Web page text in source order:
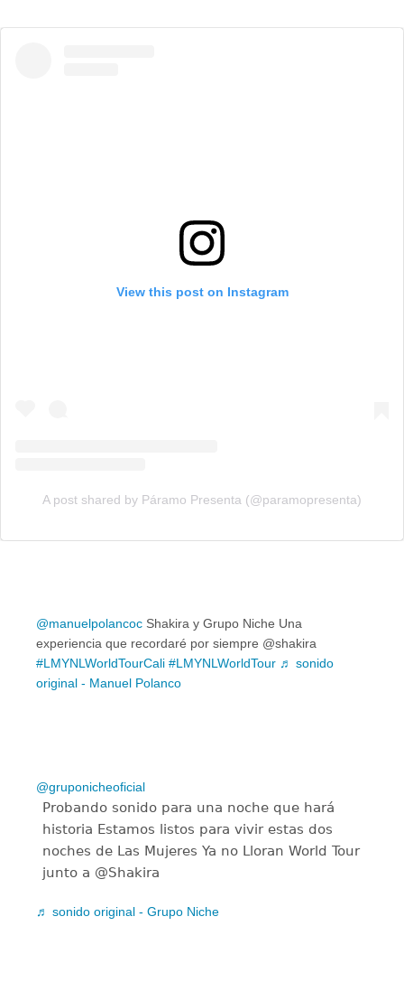
View this post on Instagram
A post shared by Páramo Presenta (@paramopresenta)
@manuelpolancoc Shakira y Grupo Niche Una
experiencia que recordaré por siempre @shakira
#LMYNLWorldTourCali #LMYNLWorldTour ♬ sonido
original - Manuel Polanco
@gruponicheoficial
Probando sonido para una noche que hará
historia Estamos listos para vivir estas dos
noches de Las Mujeres Ya no Lloran World Tour
junto a @Shakira
♬ sonido original - Grupo Niche